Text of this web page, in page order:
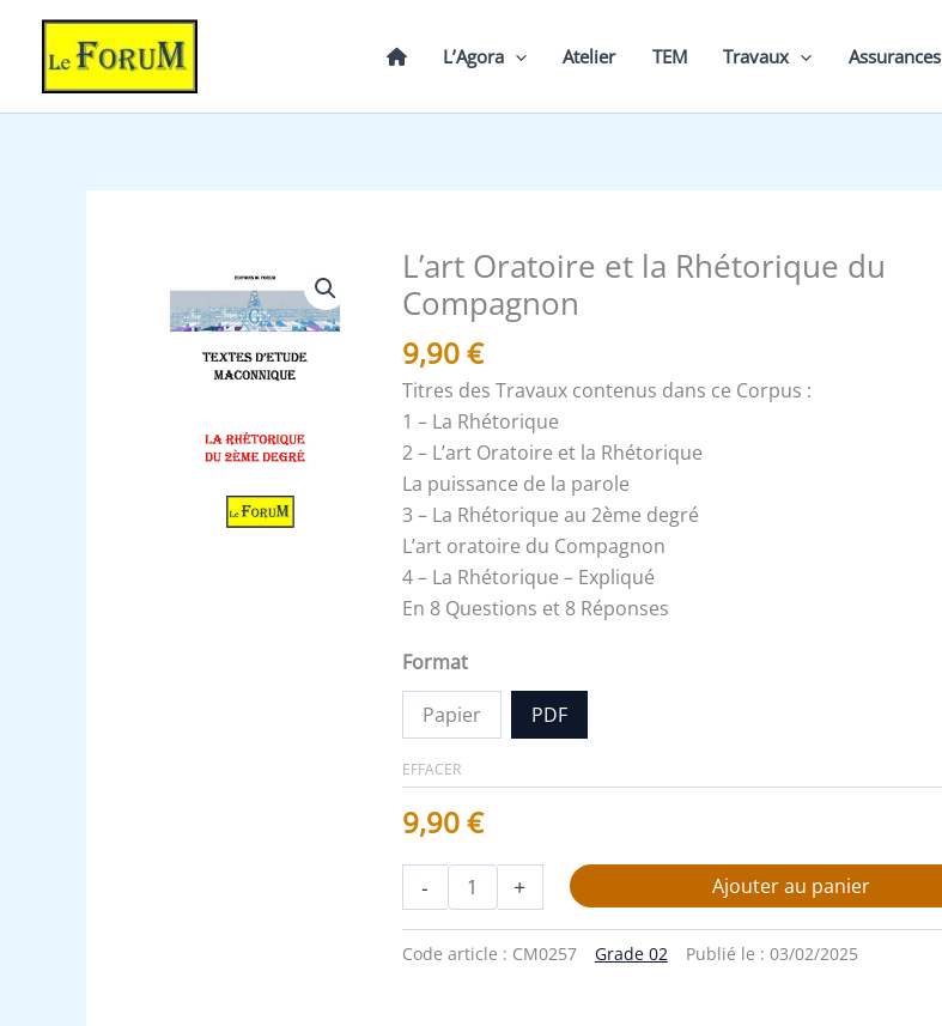
contenu
L’Agora Atelier TEM Travaux Assurances
L’art Oratoire et la Rhétorique du
Compagnon
9,90€
Titres des Travaux contenus dans ce Corpus :
1 – La Rhétorique
2 – L’art Oratoire et la Rhétorique
La puissance de la parole
3 – La Rhétorique au 2ème degré
L’art oratoire du Compagnon
4 – La Rhétorique – Expliqué
En 8 Questions et 8 Réponses
Format
Papier PDF
EFFACER
9,90€
-
quantité
de
Oratoire
et
la
Rhétorique
du
Compagnon
+ Ajouter au panier
Code article : CM0257 Grade 02 Publié le : 03/02/2025